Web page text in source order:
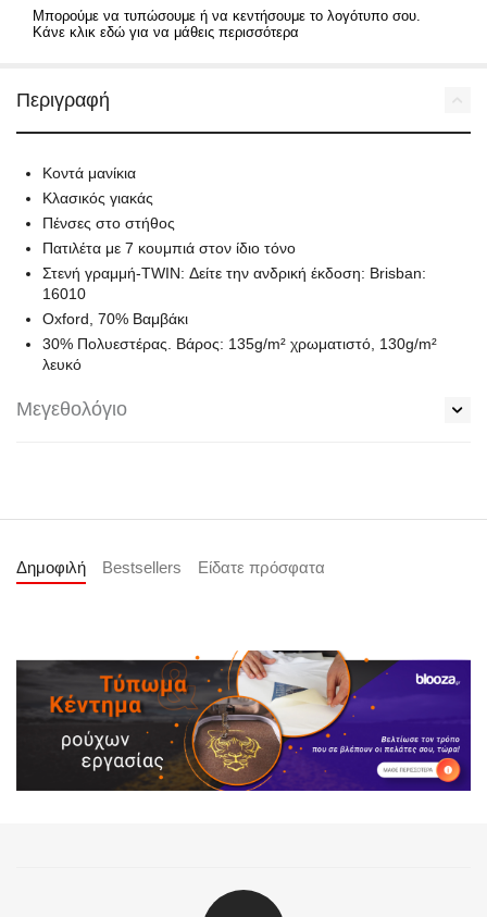
Μπορούμε να τυπώσουμε ή να κεντήσουμε το λογότυπο σου.
Κάνε κλικ εδώ για να μάθεις περισσότερα
Περιγραφή
Κοντά μανίκια
Κλασικός γιακάς
Πένσες στο στήθος
Πατιλέτα με 7 κουμπιά στον ίδιο τόνο
Στενή γραμμή-TWIN: Δείτε την ανδρική έκδοση: Brisban:
16010
Oxford, 70% Βαμβάκι
30% Πολυεστέρας. Βάρος: 135g/m² χρωματιστό, 130g/m²
λευκό
Μεγεθολόγιο
Δημοφιλή Bestsellers Είδατε πρόσφατα